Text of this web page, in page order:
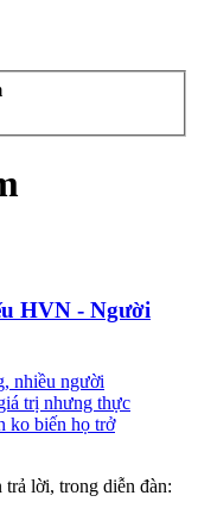
HVN - Người
nhiều người
trị nhưng thực
ko biến họ trở
trả lời, trong diễn đàn: